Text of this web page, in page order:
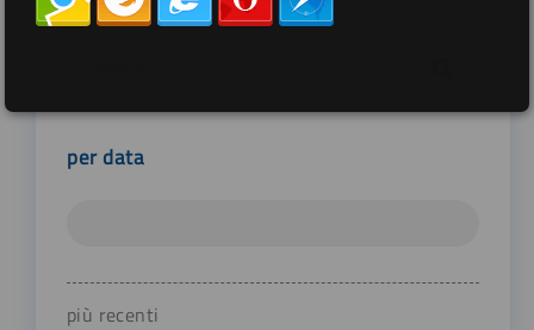
per data
più recenti